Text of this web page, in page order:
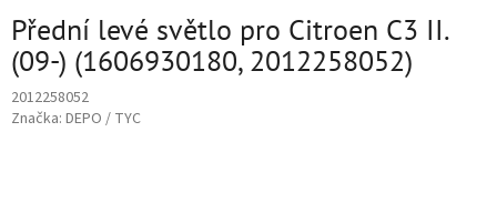
Přední levé světlo pro Citroen C3 II.
(09-) (1606930180, 2012258052)
2012258052
Značka: DEPO / TYC